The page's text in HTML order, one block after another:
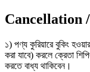
Cancellation
১) পণ্য কুরিয়ারে বুকিং
করা যাবে) করলে ক্রেতা
করতে বাধ্য থাকিবেন।